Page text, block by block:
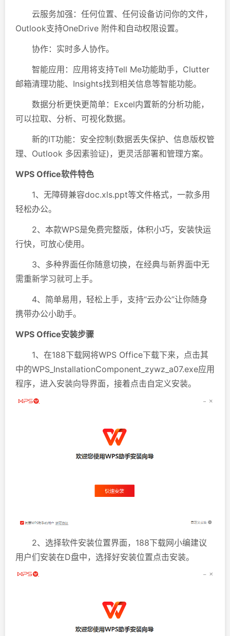
云服务加强：任何位置、任何设备访问你的文件，
Outlook支持OneDrive 附件和自动权限设置。
协作：实时多人协作。
智能应用：应用将支持Tell Me功能助手，Clutter
邮箱清理功能、Insights找到相关信息等智能功能。
数据分析更快更简单：Excel内置新的分析功能，
可以拉取、分析、可视化数据。
新的IT功能：安全控制(数据丢失保护、信息版权管
理、Outlook 多因素验证)，更灵活部署和管理方案。
WPS Office软件特色
1、无障碍兼容doc.xls.ppt等文件格式，一款多用
轻松办公。
2、本款WPS是免费完整版，体积小巧，安装快运
行快，可放心使用。
3、多种界面任你随意切换，在经典与新界面中无
需重新学习就可上手。
4、简单易用，轻松上手，支持“云办公”让你随身
携带办公小助手。
WPS Office安装步骤
1、在188下载网将WPS Office下载下来，点击其
中的WPS_InstallationComponent_zywz_a07.exe应用
程序，进入安装向导界面，接着点击自定义安装。
2、选择软件安装位置界面，188下载网小编建议
用户们安装在D盘中，选择好安装位置点击安装。